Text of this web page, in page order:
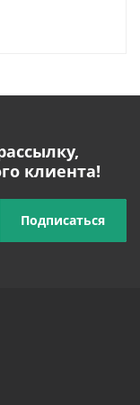
клиента!